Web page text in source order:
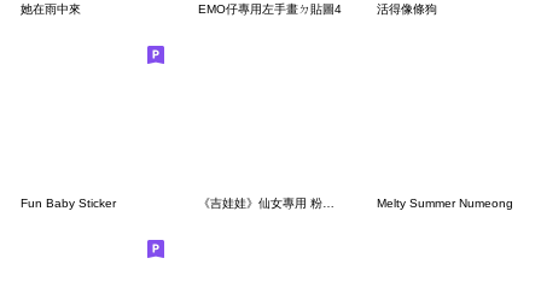
她在雨中來 EMO仔專用左手畫ㄉ貼圖4 活得像條狗
Fun Baby Sticker 《吉娃娃》仙女專用 粉紅梗圖 - 文字版 Melty Summer Numeong